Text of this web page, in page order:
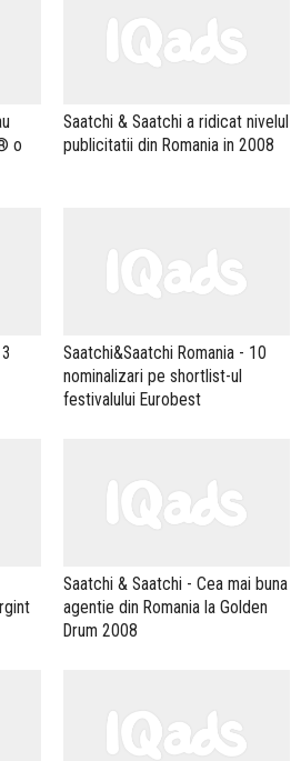
o
Saatchi & Saatchi a ridicat nivelul
publicitatii din Romania in 2008
Saatchi&Saatchi Romania - 10
nominalizari pe shortlist-ul
festivalului Eurobest
Saatchi & Saatchi - Cea mai buna
agentie din Romania la Golden
Drum 2008